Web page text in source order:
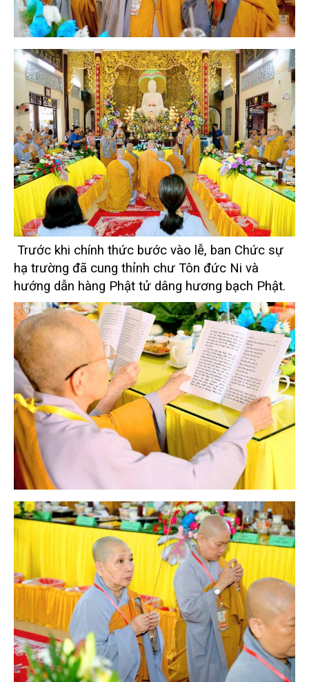
Trước khi chính thức bước vào lễ, ban Chức sự
hạ trường đã cung thỉnh chư Tôn đức Ni và
hướng dẫn hàng Phật tử dâng hương bạch Phật.